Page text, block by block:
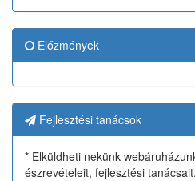
Előzmények
Fejlesztési tanácsok
* Elküldheti nekünk
észrevételeit, fejlesztési tanácsait.